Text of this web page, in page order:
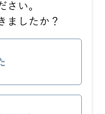
さい。
ましたか？